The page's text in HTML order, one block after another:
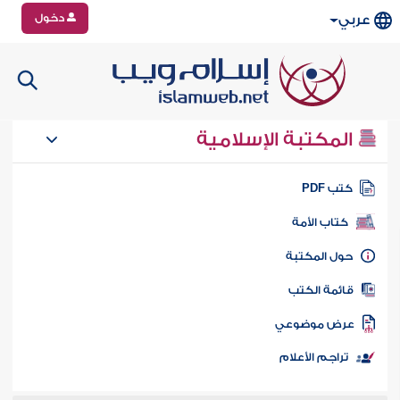
عربي دخول
المكتبة الإسلامية
كتب PDF
كتاب الأمة
المكتبة
الكتب
موضوعي